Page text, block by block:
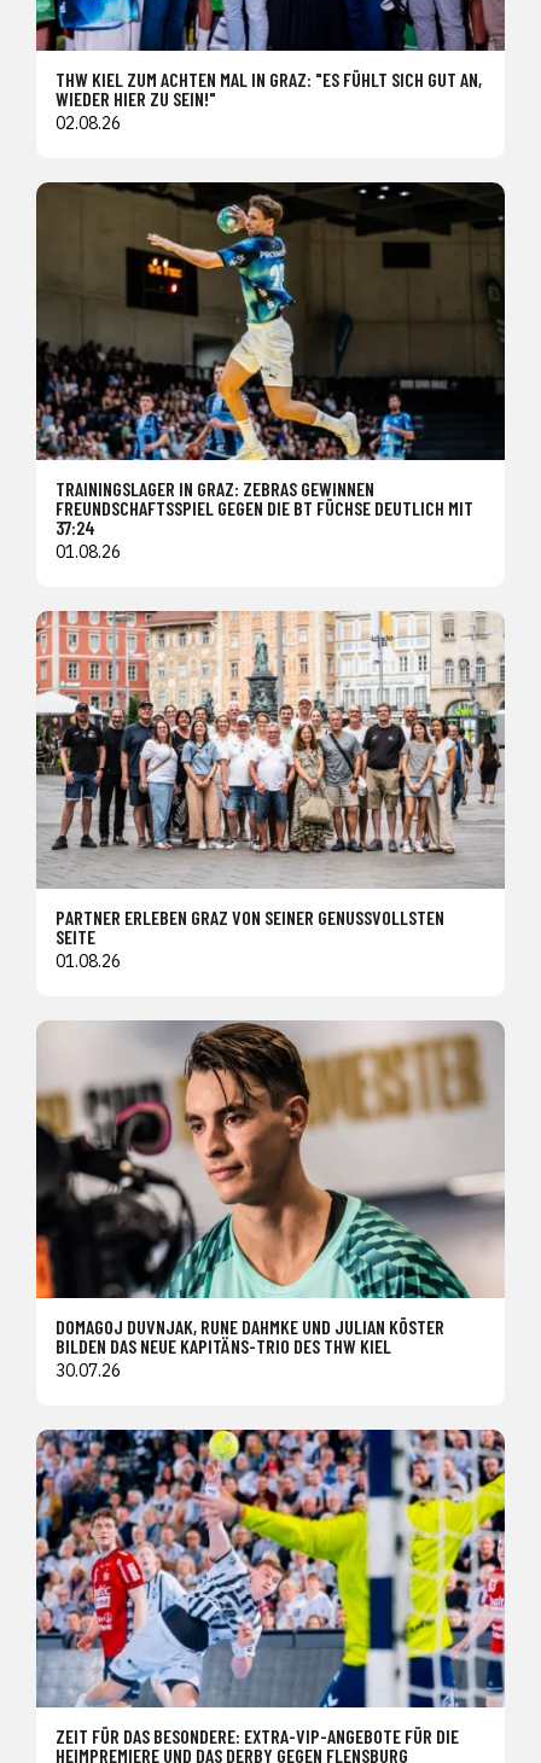
THW KIEL ZUM ACHTEN MAL IN GRAZ: "ES FÜHLT SICH GUT AN,
WIEDER HIER ZU SEIN!"
02.08.26
TRAININGSLAGER IN GRAZ: ZEBRAS GEWINNEN
FREUNDSCHAFTSSPIEL GEGEN DIE BT FÜCHSE DEUTLICH MIT
37:24
01.08.26
PARTNER ERLEBEN GRAZ VON SEINER GENUSSVOLLSTEN
SEITE
01.08.26
DOMAGOJ DUVNJAK, RUNE DAHMKE UND JULIAN KÖSTER
BILDEN DAS NEUE KAPITÄNS-TRIO DES THW KIEL
30.07.26
ZEIT FÜR DAS BESONDERE: EXTRA-VIP-ANGEBOTE FÜR DIE
HEIMPREMIERE UND DAS DERBY GEGEN FLENSBURG